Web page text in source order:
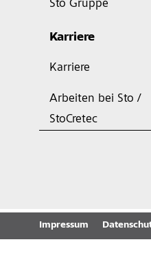
Sto Gruppe
Karriere
Karriere
Arbeiten bei Sto /
StoCretec
Impressum